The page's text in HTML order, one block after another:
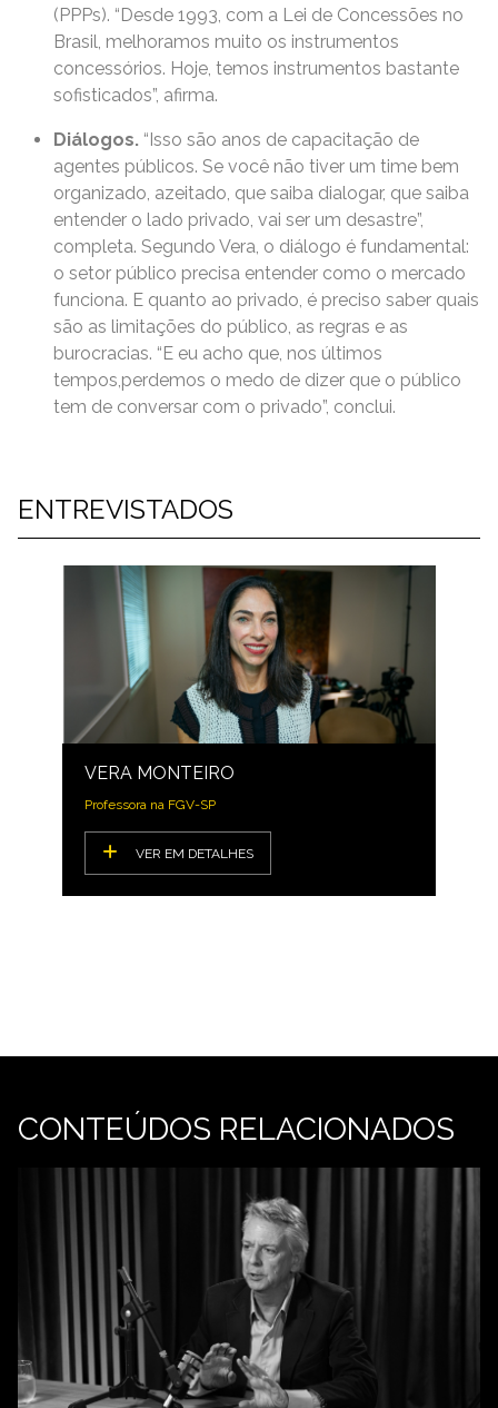
(PPPs). “Desde 1993, com a Lei de Concessões no
Brasil, melhoramos muito os instrumentos
concessórios. Hoje, temos instrumentos bastante
sofisticados”, afirma.
Diálogos. “Isso são anos de capacitação de
agentes públicos. Se você não tiver um time bem
organizado, azeitado, que saiba dialogar, que saiba
entender o lado privado, vai ser um desastre”,
completa. Segundo Vera, o diálogo é fundamental:
o setor público precisa entender como o mercado
funciona. E quanto ao privado, é preciso saber quais
são as limitações do público, as regras e as
burocracias. “E eu acho que, nos últimos
tempos,perdemos o medo de dizer que o público
tem de conversar com o privado”, conclui.
ENTREVISTADOS
VERA MONTEIRO
Professora na FGV-SP
VER EM DETALHES
CONTEÚDOS RELACIONADOS